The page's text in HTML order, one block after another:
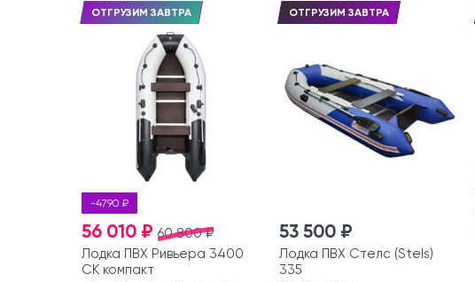
-4790 ₽
ОТГРУЗИМ ЗАВТРА
60 800 ₽
56 010 ₽
Лодка ПВХ Ривьера 3400
СК компакт
ОТГРУЗИМ ЗАВТРА
53 500 ₽
Лодка ПВХ Стелс (Stels)
335